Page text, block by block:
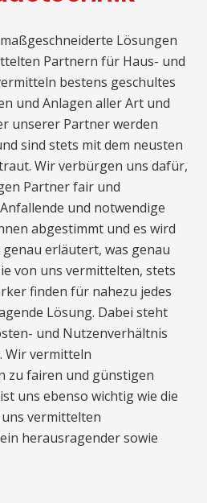
Lösungen
Partnern für Haus- und
bestens geschultes
und Anlagen aller Art und
unserer Partner werden
sind stets mit dem neusten
Wir verbürgen uns dafür,
Partner fair und
und notwendige
abgestimmt und es wird
erläutert, was genau
von uns vermittelten, stets
finden für nahezu jedes
Lösung. Dabei steht
und Nutzenverhältnis
Wir vermitteln
zu fairen und günstigen
uns ebenso wichtig wie die
vermittelten
herausragender sowie